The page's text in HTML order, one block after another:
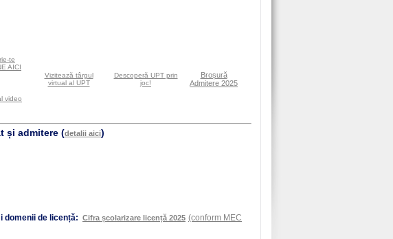
te
AICI
video
Vizitează târgul
virtual al UPT
Descoperă UPT prin
joc!
Broșură
Admitere 2025
și admitere (detalii aici)
domenii de licență: Cifra școlarizare licență 2025 (conform MEC